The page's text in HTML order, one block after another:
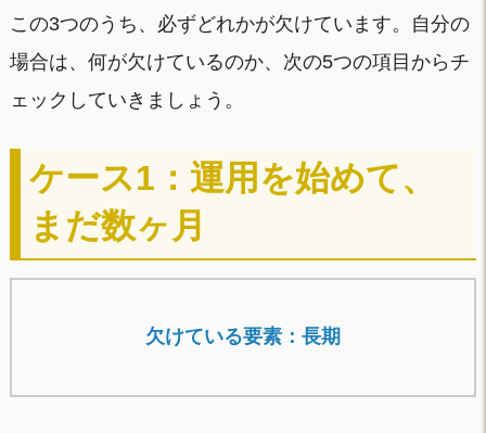
この3つのうち、必ずどれかが欠けています。自分の
場合は、何が欠けているのか、次の5つの項目からチ
ェックしていきましょう。
ケース1：運用を始めて、
まだ数ヶ月
欠けている要素：長期